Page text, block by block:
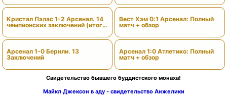
Кристал Пэлас 1-2 Арсенал. 14
чемпионских заключений (итоги
Арсенал 1-0 Бернли. 13
Заключений
Вест Хэм 0:1 Арсенал: Полный
матч + обзор
Арсенал 1:0 Атлетико: Полный
матч + обзор
Свидетельство бывшего буддистского монаха!
Майкл Джексон в аду - свидетельство Анжелики